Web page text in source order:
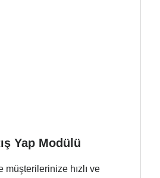
Yap Modülü
müşterilerinize hızlı ve